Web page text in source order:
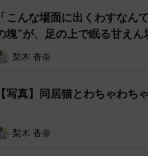
ともに、斜頸（しゃけい）
とと、『このまま見捨てら
の異常により、首が常に傾
跡を起こした――成長の
「こんな場面に出くわすな
塊”が、足の上で眠る甘えん
梨木 香奈
【写真】同居猫とわちゃわち
梨木 香奈